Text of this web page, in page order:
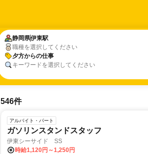
静岡県伊東駅
職種を選択してください
夕方からの仕事
キーワードを選択してください
静岡県伊東駅
夕方からの仕事
546件
アルバイト・パート
ガソリンスタンドスタッフ
伊東シーサイド SS
時給1,120円～1,250円